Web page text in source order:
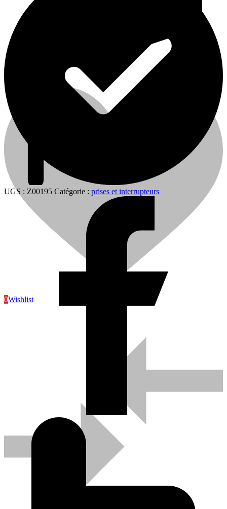
Cuisine
0
0Wishlist
UGS : Z00195 Catégorie : prises et interrupteurs